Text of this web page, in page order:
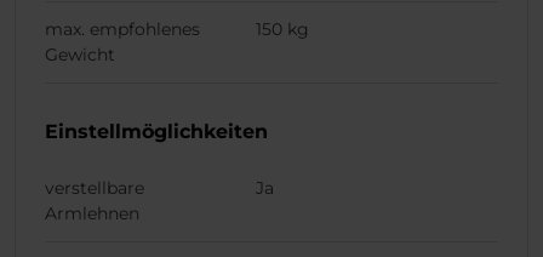
max. empfohlenes
Gewicht
150 kg
Einstellmöglichkeiten
verstellbare
Armlehnen
Ja